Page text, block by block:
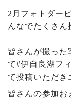
2月フォトダー
んなでたくさん
皆さんが撮った
て#伊自良湖フ
て投稿いただき
皆さんの参加お